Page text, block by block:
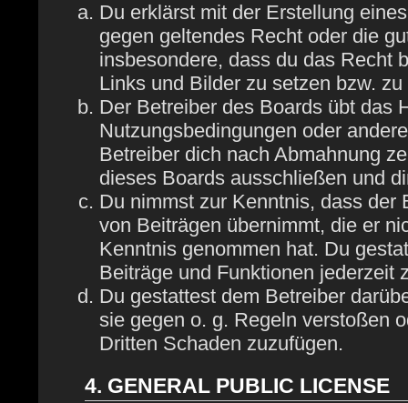
Du erklärst mit der Erstellung
gegen geltendes Recht oder die
insbesondere, dass du das Recht
Links und Bilder zu setzen bzw.
Der Betreiber des Boards übt das
Nutzungsbedingungen oder
Betreiber dich nach Abmahnung
dieses Boards ausschließen und
Du nimmst zur Kenntnis, dass der
von Beiträgen übernimmt, die er
Kenntnis genommen hat. Du
Beiträge und Funktionen jederzeit
Du gestattest dem Betreiber
sie gegen o. g. Regeln verstoßen
Dritten Schaden zuzufügen.
4. GENERAL PUBLIC LICENSE